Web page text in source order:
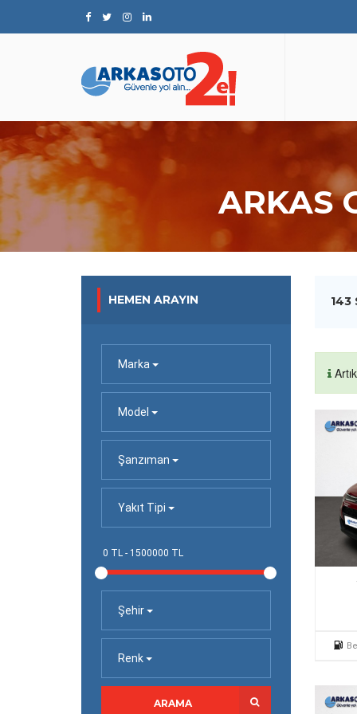
ARKAS
HEMEN ARAYIN
Marka
Model
Şanzıman
Yakıt Tipi
Şehir
Renk
ARAMA
143